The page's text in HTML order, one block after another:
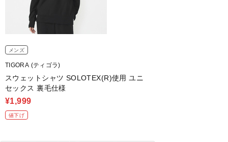
メンズ
TIGORA (ティゴラ)
スウェットシャツ SOLOTEX(R)使用 ユニ
セックス 裏毛仕様
¥1,999
値下げ